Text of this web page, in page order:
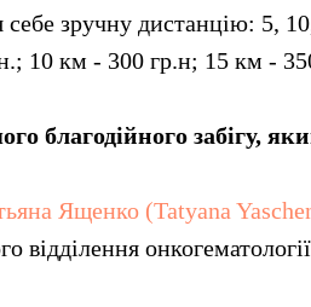
зручну дистанцію: 5,
10 км - 300 гр.н; 15 км -
благодійного забігу,
Ященко (Tatyana
відділення